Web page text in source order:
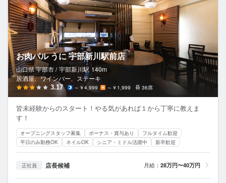
気になる求人
検索履歴・保存した条件
応募履歴
WEB履歴書
スカウト・メルマガ受信設定
ヘルプ・お問い合わせフォーム
食べログ求人PRESS
お肉バル うに 宇部新川駅前店
山口県 宇部市 / 宇部新川駅 140m
居酒屋、ワインバー、ステーキ
3.17 ～￥4,999 ～￥1,999 36席
皆未経験からのスタート！やる気があれば１から丁寧に教えま
す！
オープニングスタッフ募集 ボーナス・賞与あり
フルタイム歓迎
平日のみ勤務OK
ネイルOK シニア・ミドル活躍中 新卒歓迎
正社員 店長候補 月給： 28万円〜40万円